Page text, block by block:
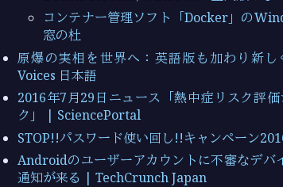
コンテナー管理ソフト「Docker」の
窓の杜
原爆の実相を世界へ：英語版も加わり新
Voices 日本語
2016年7月29日ニュース「熱中症リスク評
ク」 | SciencePortal
STOP!!パスワード使い回し!!キャンペーン
Androidのユーザーアカウントに不審なデバ
通知が来る | TechCrunch Japan